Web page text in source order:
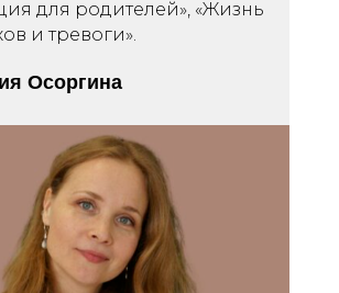
для родителей», «Жизнь
и тревоги».
Осоргина